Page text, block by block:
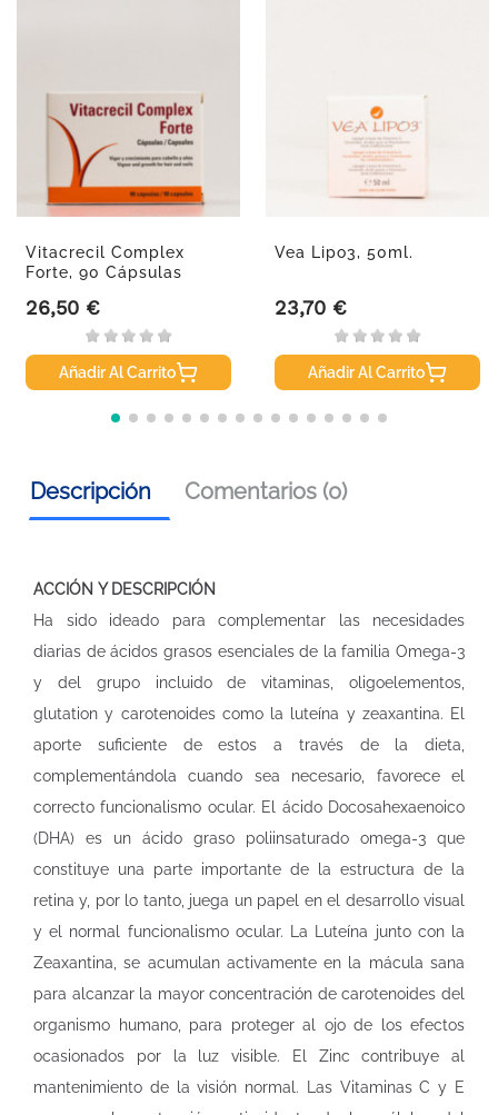
Vitacrecil Complex
Forte, 90 Cápsulas
Precio
26,50 €
Añadir Al Carrito
Vea Lipo3, 50ml.
Precio
23,70 €
Añadir Al Carrito
Descripción Comentarios (0)
ACCIÓN Y DESCRIPCIÓN
Ha sido ideado para complementar las necesidades
diarias de ácidos grasos esenciales de la familia Omega-3
y del grupo incluido de vitaminas, oligoelementos,
glutation y carotenoides como la luteína y zeaxantina. El
aporte suficiente de estos a través de la dieta,
complementándola cuando sea necesario, favorece el
correcto funcionalismo ocular. El ácido Docosahexaenoico
(DHA) es un ácido graso poliinsaturado omega-3 que
constituye una parte importante de la estructura de la
retina y, por lo tanto, juega un papel en el desarrollo visual
y el normal funcionalismo ocular. La Luteína junto con la
Zeaxantina, se acumulan activamente en la mácula sana
para alcanzar la mayor concentración de carotenoides del
organismo humano, para proteger al ojo de los efectos
ocasionados por la luz visible. El Zinc contribuye al
mantenimiento de la visión normal. Las Vitaminas C y E